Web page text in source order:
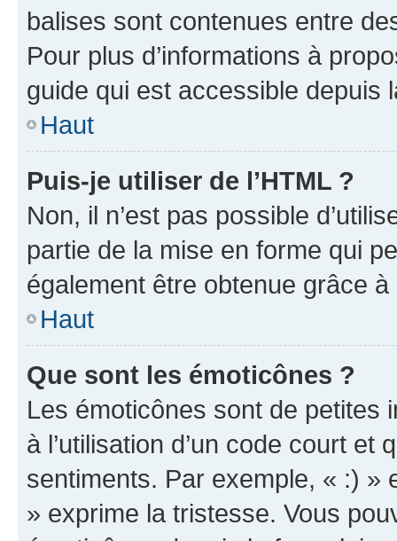
balises sont contenues entre
Pour plus d’informations à
guide qui est accessible depuis
Haut
Puis-je utiliser de l’HTML ?
Non, il n’est pas possible
partie de la mise en forme qui
également être obtenue grâce à
Haut
Que sont les émoticônes ?
Les émoticônes sont de petites
à l’utilisation d’un code court et
sentiments. Par exemple, « :) »
» exprime la tristesse. Vous